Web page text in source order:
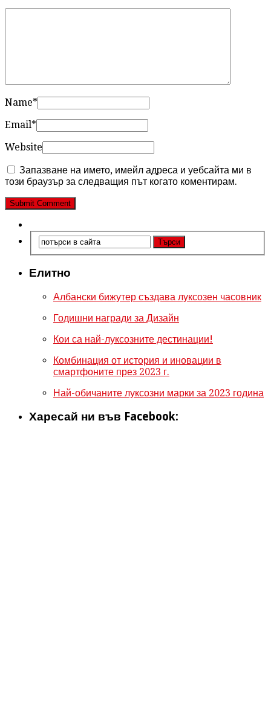
Name*
Email*
Website
Запазване на името, имейл адреса и уебсайта ми в
този браузър за следващия път когато коментирам.
Елитно
Албански бижутер създава луксозен часовник
Годишни награди за Дизайн
Кои са най-луксозните дестинации!
Комбинация от история и иновации в
смартфоните през 2023 г.
Най-обичаните луксозни марки за 2023 година
Харесай ни във Facebook: